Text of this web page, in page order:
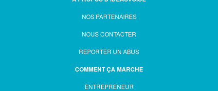
NOS PARTENAIRES
NOUS CONTACTER
REPORTER UN ABUS
COMMENT ÇA MARCHE
ENTREPRENEUR